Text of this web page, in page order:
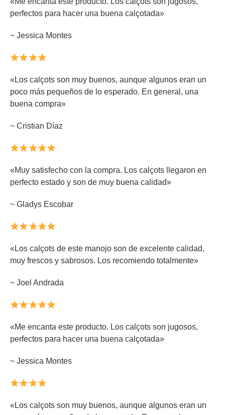
perfectos para hacer una buena calçotada»
~ Jessica Montes
«Los calçots son muy buenos, aunque algunos eran un
poco más pequeños de lo esperado. En general, una
buena compra»
~ Cristian Díaz
«Muy satisfecho con la compra. Los calçots llegaron en
perfecto estado y son de muy buena calidad»
~ Gladys Escobar
«Los calçots de este manojo son de excelente calidad,
muy frescos y sabrosos. Los recomiendo totalmente»
~ Joel Andrada
«Me encanta este producto. Los calçots son jugosos,
perfectos para hacer una buena calçotada»
~ Jessica Montes
«Los calçots son muy buenos, aunque algunos eran un